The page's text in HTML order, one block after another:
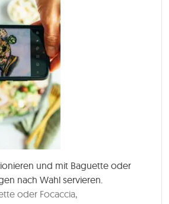
und mit Baguette oder
nach Wahl servieren.
oder Focaccia,